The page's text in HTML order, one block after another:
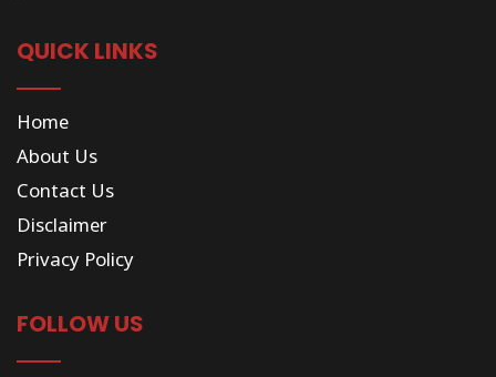
QUICK LINKS
Home
About Us
Contact Us
Disclaimer
Privacy Policy
FOLLOW US